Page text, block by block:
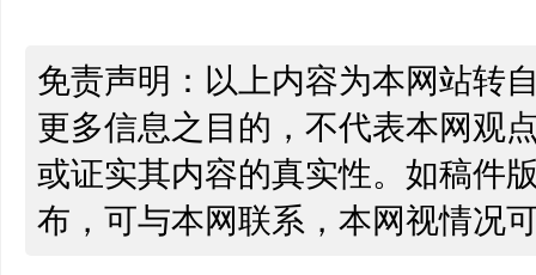
免责声明：以上内容为本网站转
更多信息之目的，不代表本网观
或证实其内容的真实性。如稿件
布，可与本网联系，本网视情况